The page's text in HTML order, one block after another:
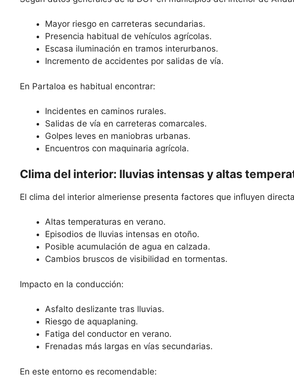
Mayor riesgo en carreteras secundarias.
Presencia habitual de vehículos agrícolas.
Escasa iluminación en tramos interurbanos.
Incremento de accidentes por salidas de vía.
En Partaloa es habitual encontrar:
Incidentes en caminos rurales.
Salidas de vía en carreteras comarcales.
Golpes leves en maniobras urbanas.
Encuentros con maquinaria agrícola.
Clima del interior: lluvias intensas y altas
El clima del interior almeriense presenta factores que influyen
Altas temperaturas en verano.
Episodios de lluvias intensas en otoño.
Posible acumulación de agua en calzada.
Cambios bruscos de visibilidad en tormentas.
Impacto en la conducción:
Asfalto deslizante tras lluvias.
Riesgo de aquaplaning.
Fatiga del conductor en verano.
Frenadas más largas en vías secundarias.
En este entorno es recomendable: